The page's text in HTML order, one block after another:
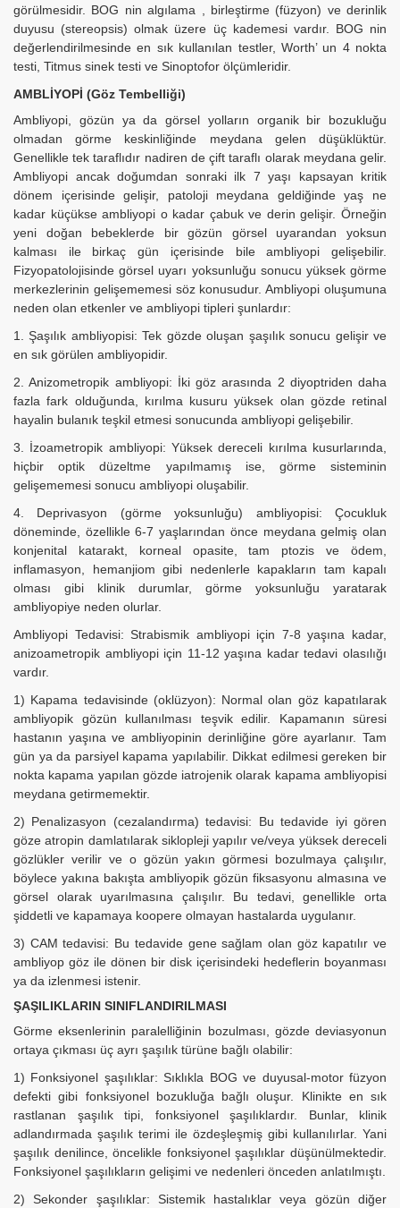
görülmesidir. BOG nin algılama , birleştirme (füzyon) ve derinlik
duyusu (stereopsis) olmak üzere üç kademesi vardır. BOG nin
değerlendirilmesinde en sık kullanılan testler, Worth’ un 4 nokta
testi, Titmus sinek testi ve Sinoptofor ölçümleridir.
AMBLİYOPİ (Göz Tembelliği)
Ambliyopi, gözün ya da görsel yolların organik bir bozukluğu
olmadan görme keskinliğinde meydana gelen düşüklüktür.
Genellikle tek taraflıdır nadiren de çift taraflı olarak meydana gelir.
Ambliyopi ancak doğumdan sonraki ilk 7 yaşı kapsayan kritik
dönem içerisinde gelişir, patoloji meydana geldiğinde yaş ne
kadar küçükse ambliyopi o kadar çabuk ve derin gelişir. Örneğin
yeni doğan bebeklerde bir gözün görsel uyarandan yoksun
kalması ile birkaç gün içerisinde bile ambliyopi gelişebilir.
Fizyopatolojisinde görsel uyarı yoksunluğu sonucu yüksek görme
merkezlerinin gelişememesi söz konusudur. Ambliyopi oluşumuna
neden olan etkenler ve ambliyopi tipleri şunlardır:
1. Şaşılık ambliyopisi: Tek gözde oluşan şaşılık sonucu gelişir ve
en sık görülen ambliyopidir.
2. Anizometropik ambliyopi: İki göz arasında 2 diyoptriden daha
fazla fark olduğunda, kırılma kusuru yüksek olan gözde retinal
hayalin bulanık teşkil etmesi sonucunda ambliyopi gelişebilir.
3. İzoametropik ambliyopi: Yüksek dereceli kırılma kusurlarında,
hiçbir optik düzeltme yapılmamış ise, görme sisteminin
gelişememesi sonucu ambliyopi oluşabilir.
4. Deprivasyon (görme yoksunluğu) ambliyopisi: Çocukluk
döneminde, özellikle 6-7 yaşlarından önce meydana gelmiş olan
konjenital katarakt, korneal opasite, tam ptozis ve ödem,
inflamasyon, hemanjiom gibi nedenlerle kapakların tam kapalı
olması gibi klinik durumlar, görme yoksunluğu yaratarak
ambliyopiye neden olurlar.
Ambliyopi Tedavisi: Strabismik ambliyopi için 7-8 yaşına kadar,
anizoametropik ambliyopi için 11-12 yaşına kadar tedavi olasılığı
vardır.
1) Kapama tedavisinde (oklüzyon): Normal olan göz kapatılarak
ambliyopik gözün kullanılması teşvik edilir. Kapamanın süresi
hastanın yaşına ve ambliyopinin derinliğine göre ayarlanır. Tam
gün ya da parsiyel kapama yapılabilir. Dikkat edilmesi gereken bir
nokta kapama yapılan gözde iatrojenik olarak kapama ambliyopisi
meydana getirmemektir.
2) Penalizasyon (cezalandırma) tedavisi: Bu tedavide iyi gören
göze atropin damlatılarak siklopleji yapılır ve/veya yüksek dereceli
gözlükler verilir ve o gözün yakın görmesi bozulmaya çalışılır,
böylece yakına bakışta ambliyopik gözün fiksasyonu almasına ve
görsel olarak uyarılmasına çalışılır. Bu tedavi, genellikle orta
şiddetli ve kapamaya koopere olmayan hastalarda uygulanır.
3) CAM tedavisi: Bu tedavide gene sağlam olan göz kapatılır ve
ambliyop göz ile dönen bir disk içerisindeki hedeflerin boyanması
ya da izlenmesi istenir.
ŞAŞILIKLARIN SINIFLANDIRILMASI
Görme eksenlerinin paralelliğinin bozulması, gözde deviasyonun
ortaya çıkması üç ayrı şaşılık türüne bağlı olabilir:
1) Fonksiyonel şaşılıklar: Sıklıkla BOG ve duyusal-motor füzyon
defekti gibi fonksiyonel bozukluğa bağlı oluşur. Klinikte en sık
rastlanan şaşılık tipi, fonksiyonel şaşılıklardır. Bunlar, klinik
adlandırmada şaşılık terimi ile özdeşleşmiş gibi kullanılırlar. Yani
şaşılık denilince, öncelikle fonksiyonel şaşılıklar düşünülmektedir.
Fonksiyonel şaşılıkların gelişimi ve nedenleri önceden anlatılmıştı.
2) Sekonder şaşılıklar: Sistemik hastalıklar veya gözün diğer